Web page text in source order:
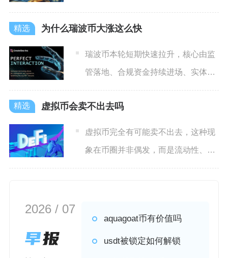
密代币，分别是老牌空气
为什么瑞波币大涨这么快
瑞波币本轮短期快速拉升，核心由监
管落地、合规资金持续进场、实体跨
境支付落地与生态产品规模化
虚拟币会卖不出去吗
虚拟币完全有可能卖不出去，这种现
象在币圈并非偶发，而是流动性、项
目机制、交易所、监管与行情
2026 / 07
aquagoat币有价值吗
usdt被锁定如何解锁